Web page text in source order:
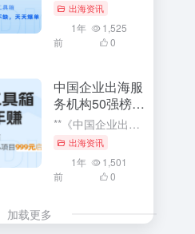
出海资讯
1年
前
1,525
0
中国企业出海服
务机构50强榜单
解读
**《中国企业出海服务机构50强榜单解读》：深度探索与利用企业出海服务的核心竞争力** 在全球化经济浪潮中，中国企业出海已成为一种趋势。而《中国企业出海服务机构50强榜单》的发布，无疑为众多寻求海外市...
出海资讯
1年
前
1,501
0
加载更多